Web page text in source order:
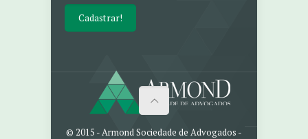
© 2015 - Armond Sociedade de Advogados -